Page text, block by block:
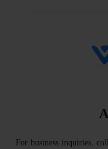
For business inquiries,